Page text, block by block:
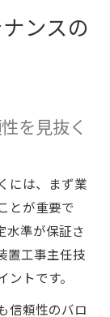
ンスの
を見抜く
には、まず業
とが重要で
水準が保証さ
置工事主任技
トです。
信頼性のバロ